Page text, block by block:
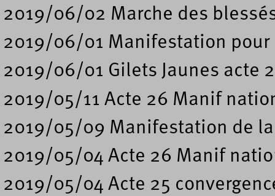
2019/06/02 Marche des
2019/06/01 Manifestation pour
2019/06/01 Gilets Jaunes acte
2019/05/11 Acte 26 Manif
2019/05/09 Manifestation de
2019/05/04 Acte 26 Manif
2019/05/04 Acte 25